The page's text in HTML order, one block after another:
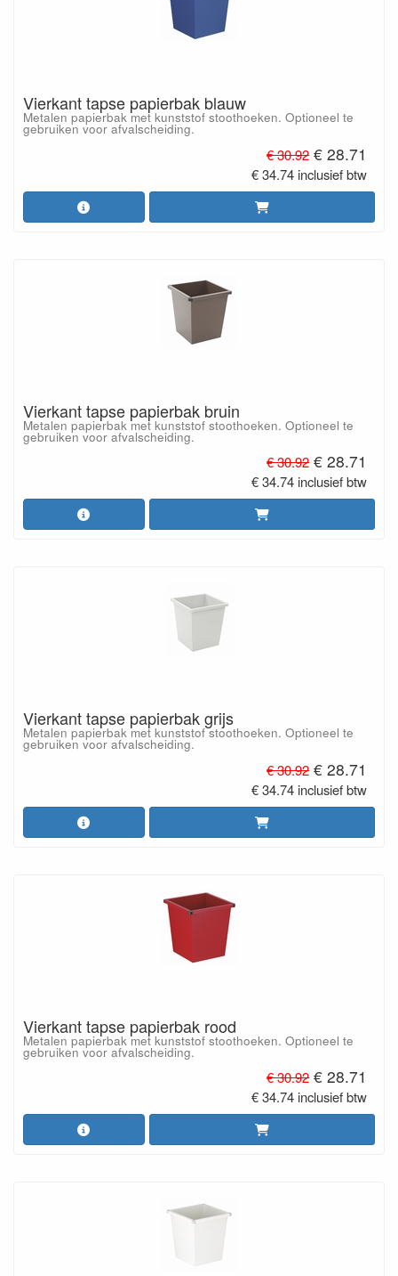
Vierkant tapse papierbak blauw
Metalen papierbak met kunststof stoothoeken. Optioneel te
gebruiken voor afvalscheiding.
€ 30.92 € 28.71
€ 34.74 inclusief btw
Vierkant tapse papierbak bruin
Metalen papierbak met kunststof stoothoeken. Optioneel te
gebruiken voor afvalscheiding.
€ 30.92 € 28.71
€ 34.74 inclusief btw
Vierkant tapse papierbak grijs
Metalen papierbak met kunststof stoothoeken. Optioneel te
gebruiken voor afvalscheiding.
€ 30.92 € 28.71
€ 34.74 inclusief btw
Vierkant tapse papierbak rood
Metalen papierbak met kunststof stoothoeken. Optioneel te
gebruiken voor afvalscheiding.
€ 30.92 € 28.71
€ 34.74 inclusief btw